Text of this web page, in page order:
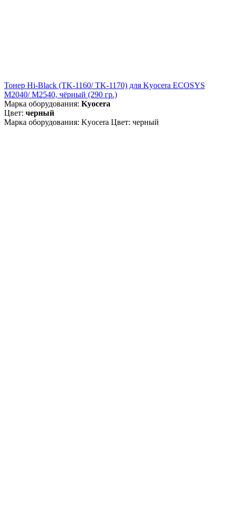
Тонер Hi-Black (TK-1160/ TK-1170) для Kyocera ECOSYS
M2040/ M2540, чёрный (290 гр.)
Марка оборудования: Kyocera
Цвет: черный
Марка оборудования: Kyocera Цвет: черный